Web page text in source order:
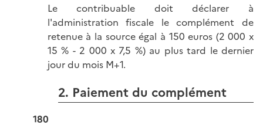
Le contribuable doit déclarer à
l'administration fiscale le complément de
retenue à la source égal à 150 euros (2 000 x
15 % - 2 000 x 7,5 %) au plus tard le dernier
jour du mois M+1.
2. Paiement du complément
180